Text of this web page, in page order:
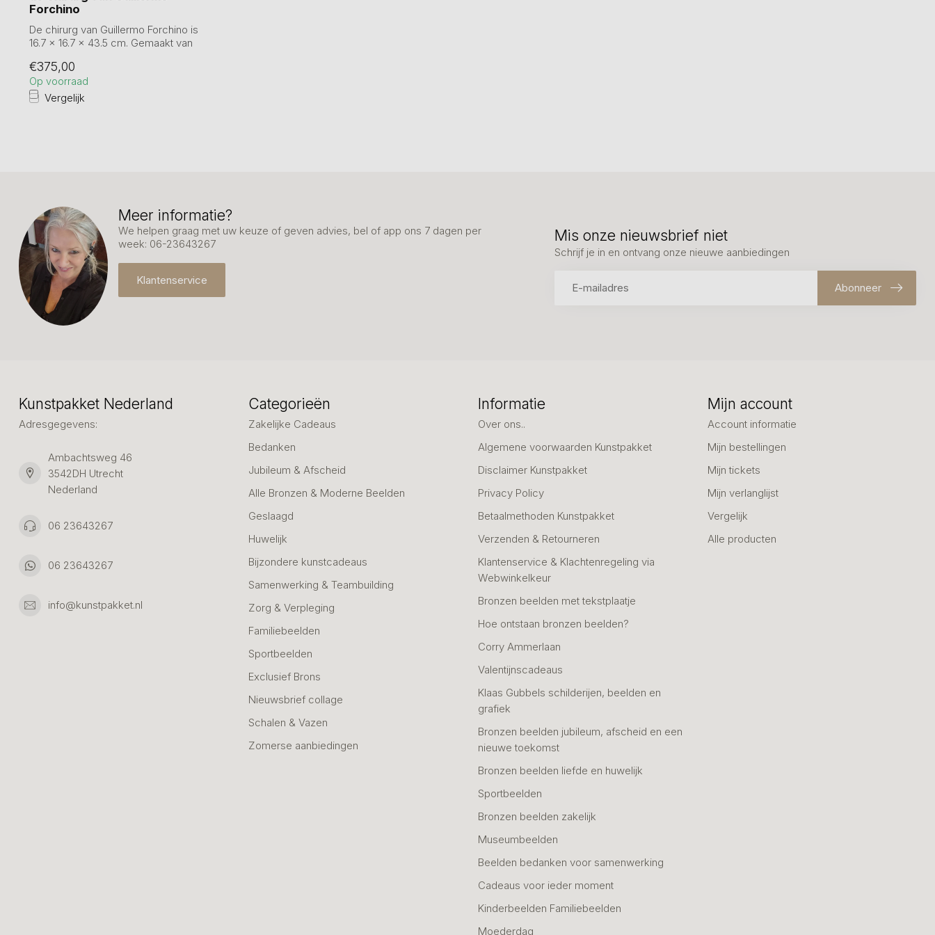
Forchino
De chirurg van Guillermo Forchino is
16.7 x 16.7 x 43.5 cm. Gemaakt van
€375,00
Op voorraad
Vergelijk
Meer informatie?
We helpen graag met uw keuze of geven advies, bel of app ons 7 dagen per
week: 06-23643267
Klantenservice
Mis onze nieuwsbrief niet
Schrijf je in en ontvang onze nieuwe aanbiedingen
Abonneer
Kunstpakket Nederland
Adresgegevens:
Ambachtsweg 46
3542DH Utrecht
Nederland
06 23643267
06 23643267
info@kunstpakket.nl
Categorieën
Zakelijke Cadeaus
Bedanken
Jubileum & Afscheid
Alle Bronzen & Moderne Beelden
Geslaagd
Huwelijk
Bijzondere kunstcadeaus
Samenwerking & Teambuilding
Zorg & Verpleging
Familiebeelden
Sportbeelden
Exclusief Brons
Nieuwsbrief collage
Schalen & Vazen
Zomerse aanbiedingen
Informatie
Over ons..
Algemene voorwaarden Kunstpakket
Disclaimer Kunstpakket
Privacy Policy
Betaalmethoden Kunstpakket
Verzenden & Retourneren
Klantenservice & Klachtenregeling via
Webwinkelkeur
Bronzen beelden met tekstplaatje
Hoe ontstaan bronzen beelden?
Corry Ammerlaan
Valentijnscadeaus
Klaas Gubbels schilderijen, beelden en
grafiek
Bronzen beelden jubileum, afscheid en een
nieuwe toekomst
Bronzen beelden liefde en huwelijk
Sportbeelden
Bronzen beelden zakelijk
Museumbeelden
Beelden bedanken voor samenwerking
Cadeaus voor ieder moment
Kinderbeelden Familiebeelden
Moederdag
Mijn account
Account informatie
Mijn bestellingen
Mijn tickets
Mijn verlanglijst
Vergelijk
Alle producten